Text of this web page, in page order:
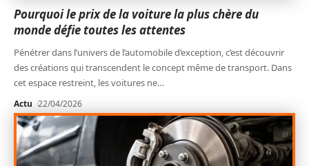
Pourquoi le prix de la voiture la plus chère du
monde défie toutes les attentes
Pénétrer dans l’univers de l’automobile d’exception, c’est découvrir
des créations qui transcendent le concept même de transport. Dans
cet espace restreint, les voitures ne…
Actu 22/04/2026